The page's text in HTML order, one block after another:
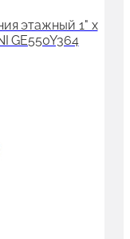
этажный 1" x
GE550Y364